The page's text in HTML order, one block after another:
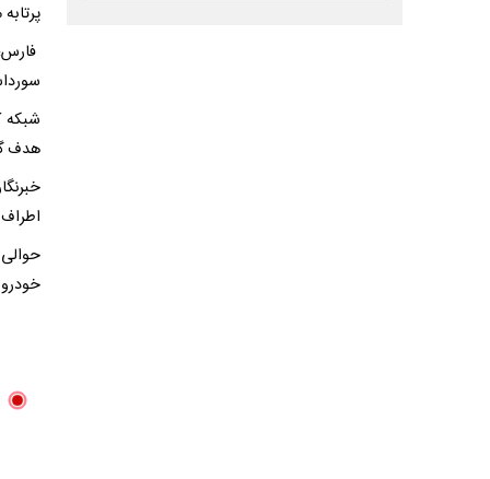
هدف